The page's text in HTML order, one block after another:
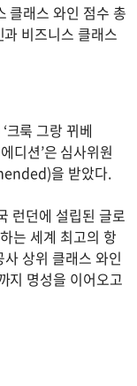
클래스 와인 점수 총
비즈니스 클래스
크룩 그랑 뀌베
션’은 심사위원
을 받았다.
런던에 설립된 글로
는 세계 최고의 항
상위 클래스 와인
지 명성을 이어오고